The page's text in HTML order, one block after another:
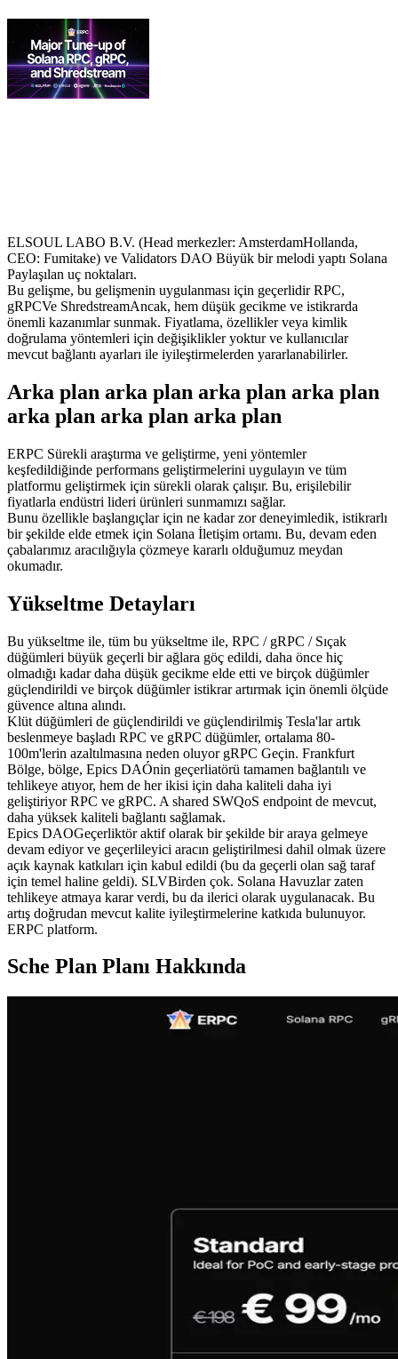
ELSOUL LABO B.V. (Head merkezler: AmsterdamHollanda,
CEO: Fumitake) ve Validators DAO Büyük bir melodi yaptı Solana
Paylaşılan uç noktaları.
Bu gelişme, bu gelişmenin uygulanması için geçerlidir RPC,
gRPCVe ShredstreamAncak, hem düşük gecikme ve istikrarda
önemli kazanımlar sunmak. Fiyatlama, özellikler veya kimlik
doğrulama yöntemleri için değişiklikler yoktur ve kullanıcılar
mevcut bağlantı ayarları ile iyileştirmelerden yararlanabilirler.
Arka plan arka plan arka plan arka plan
arka plan arka plan arka plan
ERPC Sürekli araştırma ve geliştirme, yeni yöntemler
keşfedildiğinde performans geliştirmelerini uygulayın ve tüm
platformu geliştirmek için sürekli olarak çalışır. Bu, erişilebilir
fiyatlarla endüstri lideri ürünleri sunmamızı sağlar.
Bunu özellikle başlangıçlar için ne kadar zor deneyimledik, istikrarlı
bir şekilde elde etmek için Solana İletişim ortamı. Bu, devam eden
çabalarımız aracılığıyla çözmeye kararlı olduğumuz meydan
okumadır.
Yükseltme Detayları
Bu yükseltme ile, tüm bu yükseltme ile, RPC / gRPC / Sıçak
düğümleri büyük geçerli bir ağlara göç edildi, daha önce hiç
olmadığı kadar daha düşük gecikme elde etti ve birçok düğümler
güçlendirildi ve birçok düğümler istikrar artırmak için önemli ölçüde
güvence altına alındı.
Klüt düğümleri de güçlendirildi ve güçlendirilmiş Tesla'lar artık
beslenmeye başladı RPC ve gRPC düğümler, ortalama 80-
100m'lerin azaltılmasına neden oluyor gRPC Geçin. Frankfurt
Bölge, bölge, Epics DAÓnin geçerliatörü tamamen bağlantılı ve
tehlikeye atıyor, hem de her ikisi için daha kaliteli daha iyi
geliştiriyor RPC ve gRPC. A shared SWQoS endpoint de mevcut,
daha yüksek kaliteli bağlantı sağlamak.
Epics DAOGeçerliktör aktif olarak bir şekilde bir araya gelmeye
devam ediyor ve geçerlileyici aracın geliştirilmesi dahil olmak üzere
açık kaynak katkıları için kabul edildi (bu da geçerli olan sağ taraf
için temel haline geldi). SLVBirden çok. Solana Havuzlar zaten
tehlikeye atmaya karar verdi, bu da ilerici olarak uygulanacak. Bu
artış doğrudan mevcut kalite iyileştirmelerine katkıda bulunuyor.
ERPC platform.
Sche Plan Planı Hakkında